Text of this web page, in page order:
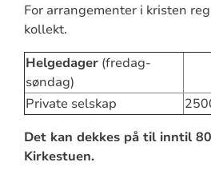
For arrangementer i kristen
kollekt.
Helgedager(fredag-
søndag)
Private selskap
Det kan dekkes på til inntil
Kirkestuen.